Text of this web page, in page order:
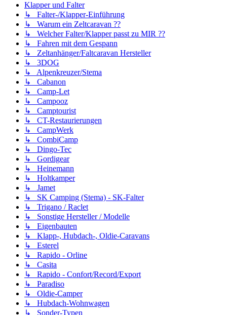
Klapper und Falter
↳ Falter-/Klapper-Einführung
↳ Warum ein Zeltcaravan ??
↳ Welcher Falter/Klapper passt zu MIR ??
↳ Fahren mit dem Gespann
↳ Zeltanhänger/Faltcaravan Hersteller
↳ 3DOG
↳ Alpenkreuzer/Stema
↳ Cabanon
↳ Camp-Let
↳ Campooz
↳ Camptourist
↳ CT-Restaurierungen
↳ CampWerk
↳ CombiCamp
↳ Dingo-Tec
↳ Gordigear
↳ Heinemann
↳ Holtkamper
↳ Jamet
↳ SK Camping (Stema) - SK-Falter
↳ Trigano / Raclet
↳ Sonstige Hersteller / Modelle
↳ Eigenbauten
↳ Klapp-, Hubdach-, Oldie-Caravans
↳ Esterel
↳ Rapido - Orline
↳ Casita
↳ Rapido - Confort/Record/Export
↳ Paradiso
↳ Oldie-Camper
↳ Hubdach-Wohnwagen
↳ Sonder-Typen